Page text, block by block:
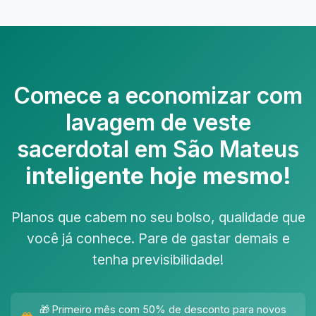
Comece a economizar com
lavagem de veste
sacerdotal em São Mateus
inteligente hoje mesmo!
Planos que cabem no seu bolso, qualidade que
você já conhece. Pare de gastar demais e
tenha previsibilidade!
🎁 Primeiro mês com 50% de desconto para novos